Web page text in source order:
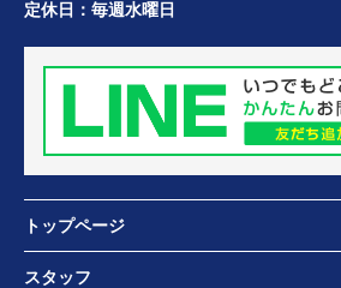
定休日： 毎週水曜日
トップページ
スタッフ